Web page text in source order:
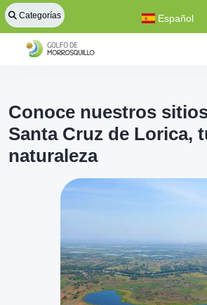
Categorías Español
Conoce nuestros
Santa Cruz de Lorica,
naturaleza